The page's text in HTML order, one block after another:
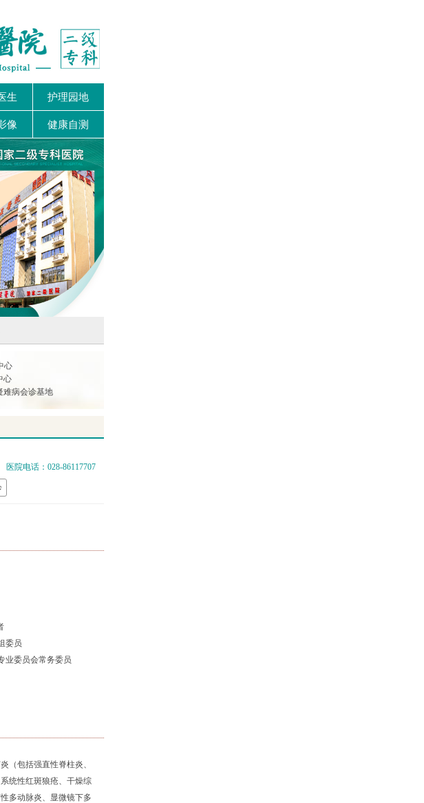
生 护理园地
像 健康自测
，我院将追究法律
诊断精度......
...
户我院...
疗效...
，我院将追究法律
诊断精度......
...
疗效...
心
心
难病会诊基地
医院电话：028-86117707
委员
业委员会常务委员
（包括强直性脊柱炎、
统性红斑狼疮、干燥综
多动脉炎、显微镜下多